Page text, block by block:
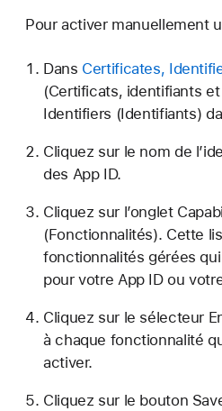
Pour activer manuellement
Dans Certificates,
(Certificats, identifiants
Identifiers (Identifiants)
Cliquez sur le nom de
des App ID.
Cliquez sur l’onglet
(Fonctionnalités). Cette
fonctionnalités gérées
pour votre App ID ou
Cliquez sur le sélecteur
à chaque fonctionnalité
activer.
Cliquez sur le bouton